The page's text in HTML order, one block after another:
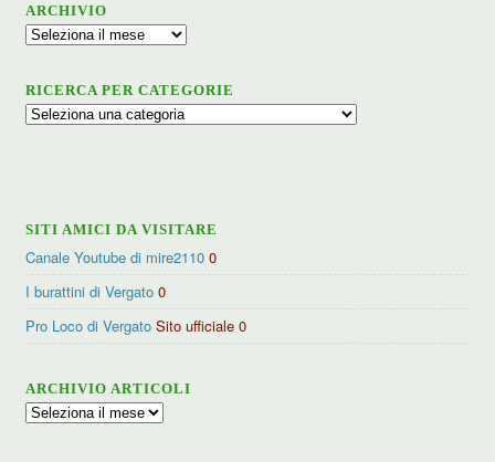
ARCHIVIO
Archivio
RICERCA PER CATEGORIE
Ricerca
SITI AMICI DA VISITARE
Canale Youtube di mire2110 0
I burattini di Vergato 0
Pro Loco di Vergato Sito ufficiale 0
ARCHIVIO ARTICOLI
Archivio